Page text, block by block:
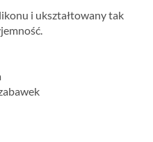
i ukształtowany tak